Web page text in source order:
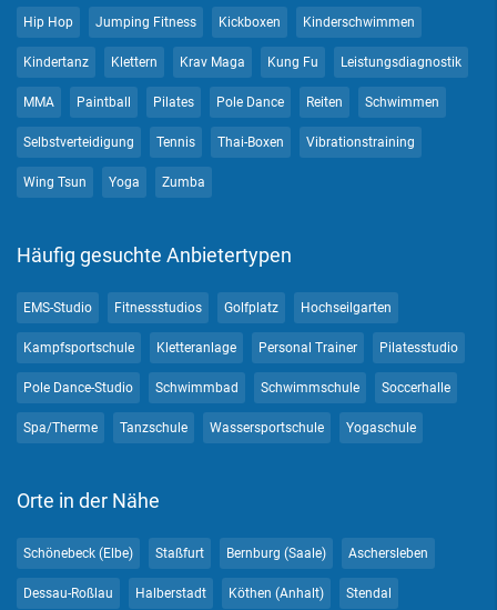
Hip Hop Jumping Fitness Kickboxen Kinderschwimmen
Kindertanz Klettern Krav Maga Kung Fu Leistungsdiagnostik
MMA Paintball Pilates Pole Dance Reiten Schwimmen
Selbstverteidigung Tennis Thai-Boxen Vibrationstraining
Wing Tsun Yoga Zumba
Häufig gesuchte Anbietertypen
EMS-Studio Fitnessstudios Golfplatz Hochseilgarten
Kampfsportschule Kletteranlage Personal Trainer Pilatesstudio
Pole Dance-Studio Schwimmbad Schwimmschule Soccerhalle
Spa/Therme Tanzschule Wassersportschule Yogaschule
Orte in der Nähe
Schönebeck (Elbe) Staßfurt Bernburg (Saale) Aschersleben
Dessau-Roßlau Halberstadt Köthen (Anhalt) Stendal